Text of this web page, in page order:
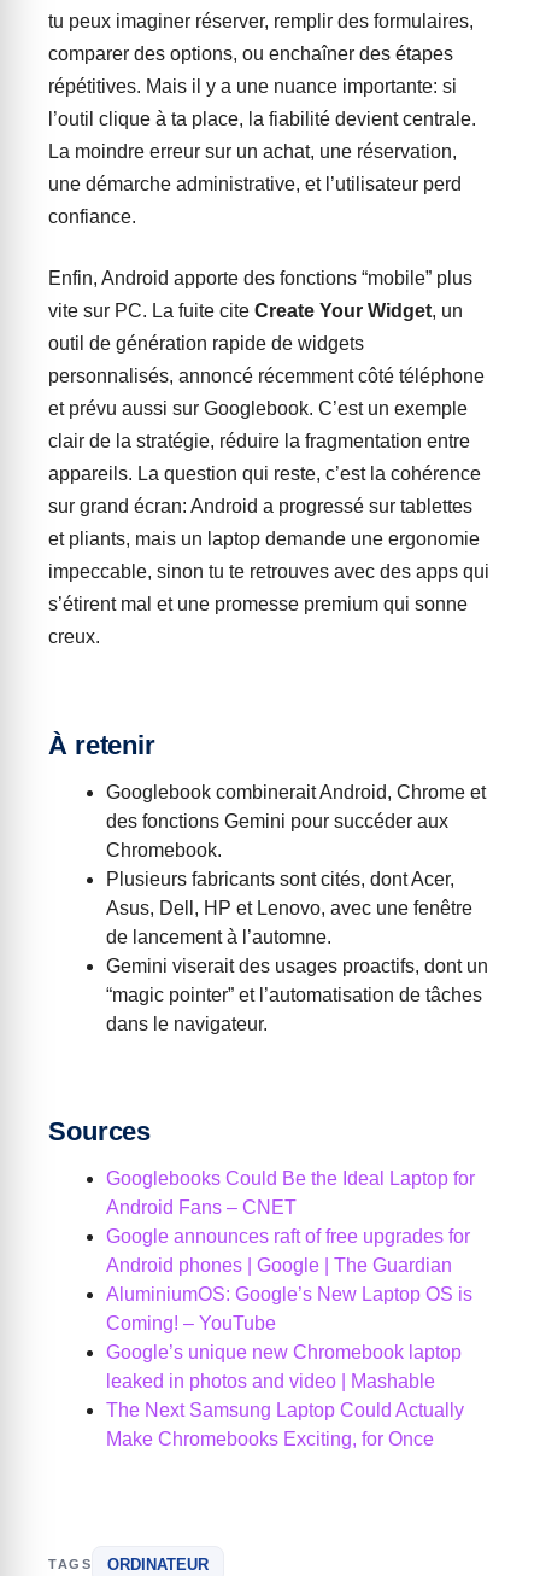
tu peux imaginer réserver, remplir des formulaires,
comparer des options, ou enchaîner des étapes
répétitives. Mais il y a une nuance importante: si
l’outil clique à ta place, la fiabilité devient centrale.
La moindre erreur sur un achat, une réservation,
une démarche administrative, et l’utilisateur perd
confiance.
Enfin, Android apporte des fonctions “mobile” plus
vite sur PC. La fuite cite Create Your Widget, un
outil de génération rapide de widgets
personnalisés, annoncé récemment côté téléphone
et prévu aussi sur Googlebook. C’est un exemple
clair de la stratégie, réduire la fragmentation entre
appareils. La question qui reste, c’est la cohérence
sur grand écran: Android a progressé sur tablettes
et pliants, mais un laptop demande une ergonomie
impeccable, sinon tu te retrouves avec des apps qui
s’étirent mal et une promesse premium qui sonne
creux.
À retenir
Googlebook combinerait Android, Chrome et
des fonctions Gemini pour succéder aux
Chromebook.
Plusieurs fabricants sont cités, dont Acer,
Asus, Dell, HP et Lenovo, avec une fenêtre
de lancement à l’automne.
Gemini viserait des usages proactifs, dont un
“magic pointer” et l’automatisation de tâches
dans le navigateur.
Sources
Googlebooks Could Be the Ideal Laptop for
Android Fans – CNET
Google announces raft of free upgrades for
Android phones | Google | The Guardian
AluminiumOS: Google’s New Laptop OS is
Coming! – YouTube
Google’s unique new Chromebook laptop
leaked in photos and video | Mashable
The Next Samsung Laptop Could Actually
Make Chromebooks Exciting, for Once
TAGS ORDINATEUR